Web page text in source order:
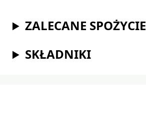
ZALECANE SPOŻYCIE
SKŁADNIKI